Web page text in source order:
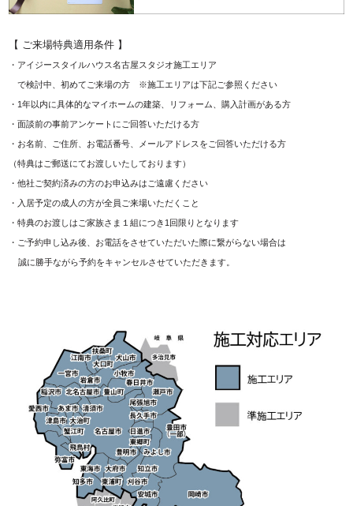
【 ご来場特典適用条件 】
・アイジースタイルハウス名古屋スタジオ施工エリア
で検討中、初めてご来場の方 ※施工エリアは下記ご参照ください
・1年以内に具体的なマイホームの建築、リフォーム、購入計画がある方
・面談前の事前アンケートにご回答いただける方
・お名前、ご住所、お電話番号、メールアドレスをご回答いただける方
（特典はご郵送にてお渡しいたしております）
・他社ご契約済みの方のお申込みはご遠慮ください
・入居予定の成人の方が全員ご来場いただくこと
・特典のお渡しはご家族さま１組につき1回限りとなります
・ご予約申し込み後、お電話をさせていただいた際に繋がらない場合は
誠に勝手ながら予約をキャンセルさせていただきます。